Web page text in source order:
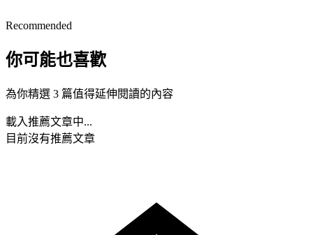
Recommended
你可能也喜歡
為你精選 3 篇值得延伸閱讀的內容
載入推薦文章中...
目前沒有推薦文章